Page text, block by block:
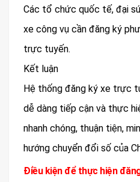
Các tổ chức quốc tế, đại
xe công vụ cần đăng ký
trực tuyến.
Kết luận
Hệ thống đăng ký xe trực
dễ dàng tiếp cận và thực
nhanh chóng, thuận tiện,
hướng chuyển đổi số của
Điều kiện để thực hiện